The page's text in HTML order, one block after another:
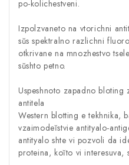
po-kolichestveni.
Izpolzvaneto na vtorichni
sŭs spektralno razlichni
otkrivane na mnozhestvo
sŭshto petno.
Uspeshnoto zapadno bloting
antitela
Western blotting e tekhnika,
vzaimodeĭstvie antityalo-
antityalo shte vi pozvoli da
proteina, koĭto vi interesuva,